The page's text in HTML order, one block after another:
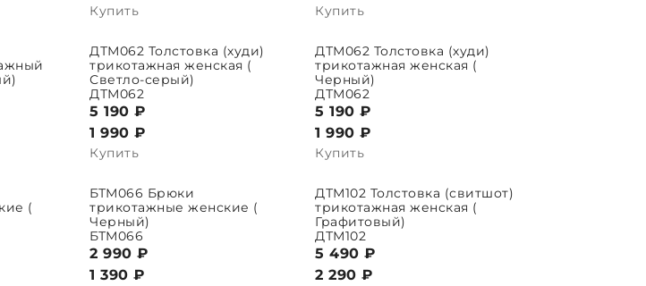
Купить Купить
ВЫБРАТЬ ПАРАМЕТРЫ
ДТМ062 Толстовка (худи)
трикотажная женская (
Светло-серый)
ДТМ062
5 190 ₽
1 990 ₽
Купить
ВЫБРАТЬ ПАРАМЕТРЫДТМ062 Толстовка (худи)
трикотажная женская (
Черный)
ДТМ062
5 190 ₽
1 990 ₽
Купить
(
ВЫБРАТЬ ПАРАМЕТРЫ
БТМ066 Брюки
трикотажные женские (
Черный)
БТМ066
2 990 ₽
1 390 ₽
ВЫБРАТЬ ПАРАМЕТРЫ
ДТМ102 Толстовка (свитшот)
трикотажная женская (
Графитовый)
ДТМ102
5 490 ₽
2 290 ₽